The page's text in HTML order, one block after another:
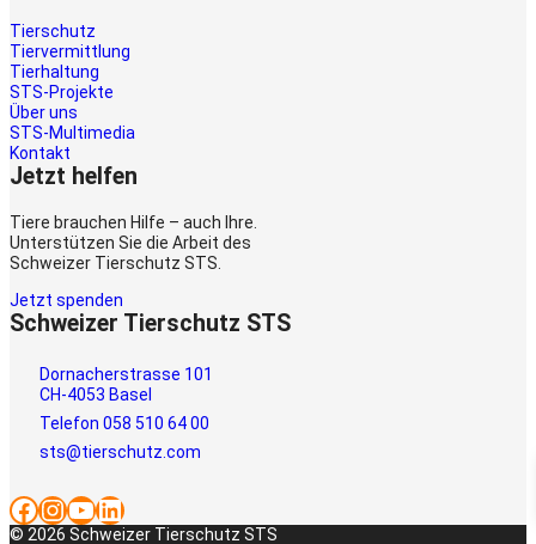
Tierschutz
Tiervermittlung
Tierhaltung
STS-Projekte
Über uns
STS-Multimedia
Kontakt
Jetzt helfen
Tiere brauchen Hilfe – auch Ihre.
Unterstützen Sie die Arbeit des
Schweizer Tierschutz STS.
Jetzt spenden
Schweizer Tierschutz STS
Dornacherstrasse 101
CH-4053 Basel
Telefon 058 510 64 00
sts@tierschutz.com
Facebook InstagramYouTube LinkedIn
© 2026 Schweizer Tierschutz STS